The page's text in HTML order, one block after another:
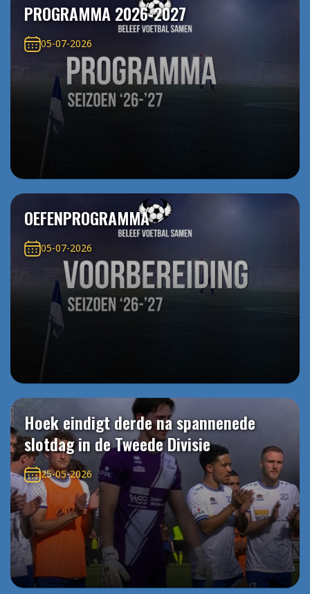
PROGRAMMA 2026-2027
05-07-2026
OEFENPROGRAMMA
05-07-2026
Hoek eindigt derde na spannenede
slotdag in de Tweede Divisie
25-05-2026